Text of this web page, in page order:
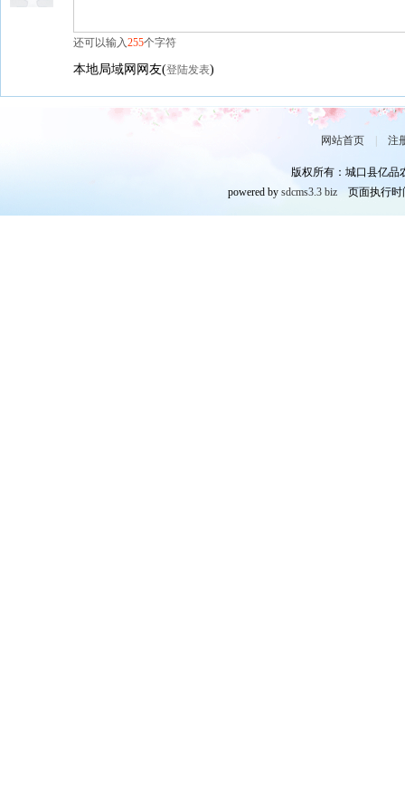
还可以输入255个字符
本地局域网网友(登陆发表)
网站首页 注
版权所有：城口县亿
powered by sdcms3.3 biz 页面执行